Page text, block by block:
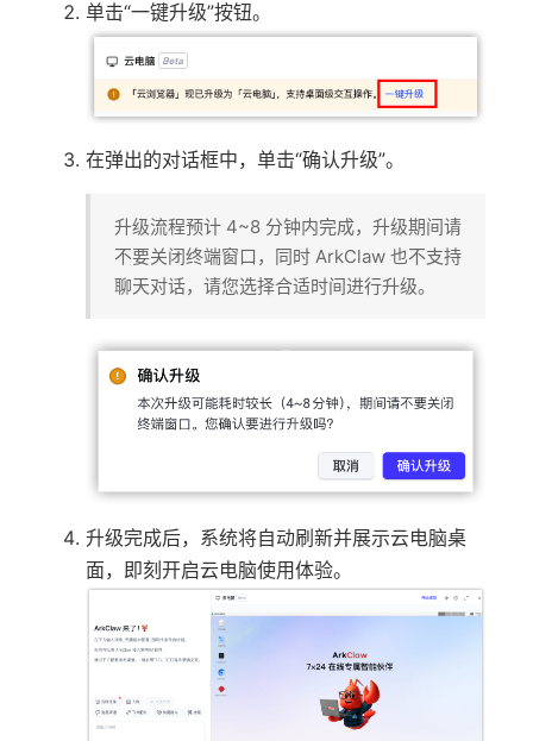
单击“一键升级”按钮。
在弹出的对话框中，单击“确认升级”。
升级流程预计 4~8 分钟内完成，升级期间请
不要关闭终端窗口，同时 ArkClaw 也不支持
聊天对话，请您选择合适时间进行升级。
升级完成后，系统将自动刷新并展示云电脑桌
面，即刻开启云电脑使用体验。